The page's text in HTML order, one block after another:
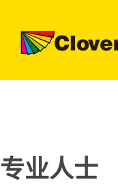
专业人士